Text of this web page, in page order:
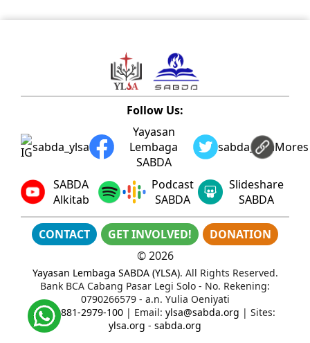
Follow Us:
sabda_ylsa
Yayasan
Lembaga
SABDA
sabda_ylsaMores
SABDA
Alkitab
Podcast
SABDA
Slideshare
SABDA
CONTACT GET INVOLVED!
DONATION
©2026
Yayasan Lembaga SABDA (YLSA). All Rights Reserved.
Bank BCA Cabang Pasar Legi Solo - No. Rekening:
0790266579 - a.n. Yulia Oeniyati
WA:0881-2979-100| Email: ylsa@sabda.org | Sites:
ylsa.org - sabda.org